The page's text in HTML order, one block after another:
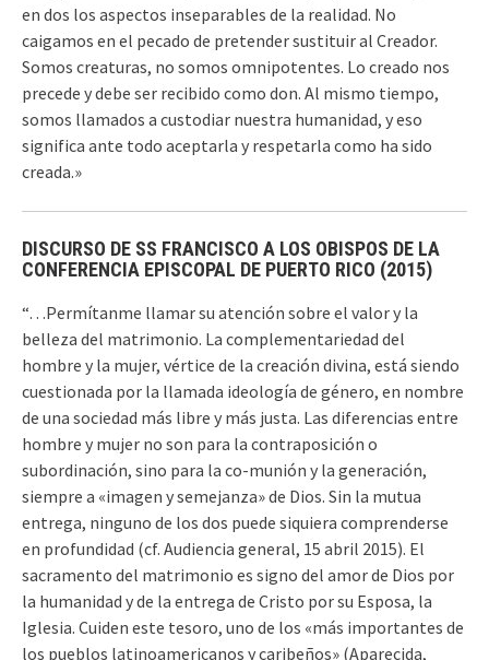
en dos los aspectos inseparables de la realidad. No
caigamos en el pecado de pretender sustituir al Creador.
Somos creaturas, no somos omnipotentes. Lo creado nos
precede y debe ser recibido como don. Al mismo tiempo,
somos llamados a custodiar nuestra humanidad, y eso
significa ante todo aceptarla y respetarla como ha sido
creada.»
DISCURSO DE SS FRANCISCO A LOS OBISPOS DE LA
CONFERENCIA EPISCOPAL DE PUERTO RICO (2015)
“…Permítanme llamar su atención sobre el valor y la
belleza del matrimonio. La complementariedad del
hombre y la mujer, vértice de la creación divina, está siendo
cuestionada por la llamada ideología de género, en nombre
de una sociedad más libre y más justa. Las diferencias entre
hombre y mujer no son para la contraposición o
subordinación, sino para la co-munión y la generación,
siempre a «imagen y semejanza» de Dios. Sin la mutua
entrega, ninguno de los dos puede siquiera comprenderse
en profundidad (cf. Audiencia general, 15 abril 2015). El
sacramento del matrimonio es signo del amor de Dios por
la humanidad y de la entrega de Cristo por su Esposa, la
Iglesia. Cuiden este tesoro, uno de los «más importantes de
los pueblos latinoamericanos y caribeños» (Aparecida,